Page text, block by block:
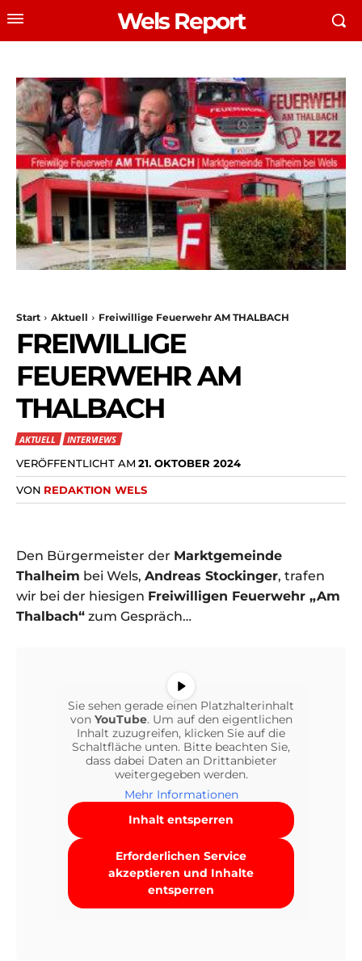
Wels Report
Start Aktuell Freiwillige Feuerwehr AM THALBACH
FREIWILLIGE
FEUERWEHR AM
THALBACH
AKTUELL INTERVIEWS
VERÖFFENTLICHT AM 21. OKTOBER 2024
VON REDAKTION WELS
Den Bürgermeister der Marktgemeinde
Thalheim bei Wels, Andreas Stockinger, trafen
wir bei der hiesigen Freiwilligen Feuerwehr „Am
Thalbach“ zum Gespräch…
Sie sehen gerade einen Platzhalterinhalt
von YouTube. Um auf den eigentlichen
Inhalt zuzugreifen, klicken Sie auf die
Schaltfläche unten. Bitte beachten Sie,
dass dabei Daten an Drittanbieter
weitergegeben werden.
Mehr Informationen
Inhalt entsperren
Erforderlichen Service
akzeptieren und Inhalte
entsperren